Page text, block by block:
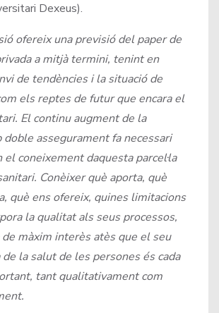
Dexeus).
ofereix una previsió del paper de
a mitjà termini, tenint en
de tendències i la situació de
els reptes de futur que encara el
El continu augment de la
doble assegurament fa necessari
coneixement daquesta parcel·la
Conèixer què aporta, què
què ens ofereix, quines limitacions
la qualitat als seus processos,
màxim interès atès que el seu
la salut de les persones és cada
tant qualitativament com